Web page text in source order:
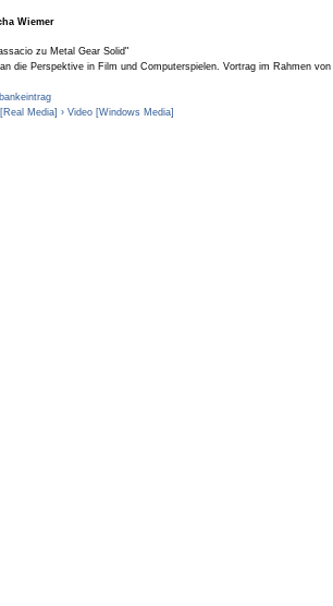
Wiemer
zu Metal Gear Solid"
die Perspektive in Film und Computerspielen. Vortrag im Rahmen
Media] › Video [Windows Media]